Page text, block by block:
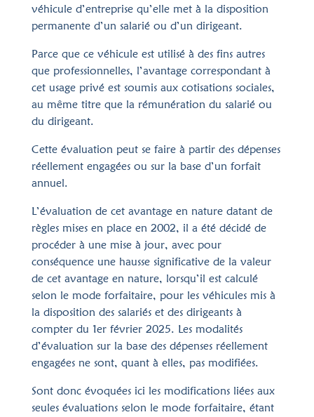
véhicule d’entreprise qu’elle met à la disposition
permanente d’un salarié ou d’un dirigeant.
Parce que ce véhicule est utilisé à des fins autres
que professionnelles, l’avantage correspondant à
cet usage privé est soumis aux cotisations sociales,
au même titre que la rémunération du salarié ou
du dirigeant.
Cette évaluation peut se faire à partir des dépenses
réellement engagées ou sur la base d’un forfait
annuel.
L’évaluation de cet avantage en nature datant de
règles mises en place en 2002, il a été décidé de
procéder à une mise à jour, avec pour
conséquence une hausse significative de la valeur
de cet avantage en nature, lorsqu’il est calculé
selon le mode forfaitaire, pour les véhicules mis à
la disposition des salariés et des dirigeants à
compter du 1er février 2025. Les modalités
d’évaluation sur la base des dépenses réellement
engagées ne sont, quant à elles, pas modifiées.
Sont donc évoquées ici les modifications liées aux
seules évaluations selon le mode forfaitaire, étant